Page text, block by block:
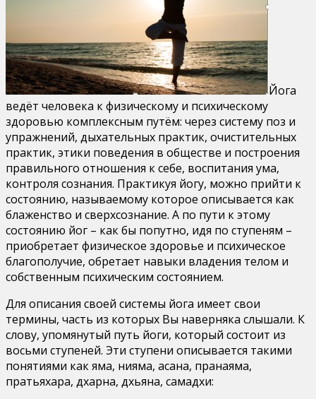
Йога
ведёт человека к физическому и психическому
здоровью комплексным путём: через систему поз и
упражнений, дыхательных практик, очистительных
практик, этики поведения в обществе и построения
правильного отношения к себе, воспитания ума,
контроля сознания. Практикуя йогу, можно прийти к
состоянию, называемому которое описывается как
блаженство и сверхсознание. А по пути к этому
состоянию йог – как бы попутно, идя по ступеням –
приобретает физическое здоровье и психическое
благополучие, обретает навыки владения телом и
собственным психическим состоянием.
Для описания своей системы йога имеет свои
термины, часть из которых Вы наверняка слышали. К
слову, упомянутый путь йоги, который состоит из
восьми ступеней. Эти ступени описывается такими
понятиями как яма, нияма, асана, пранаяма,
пратьяхара, дхарна, дхьяна, самадхи: